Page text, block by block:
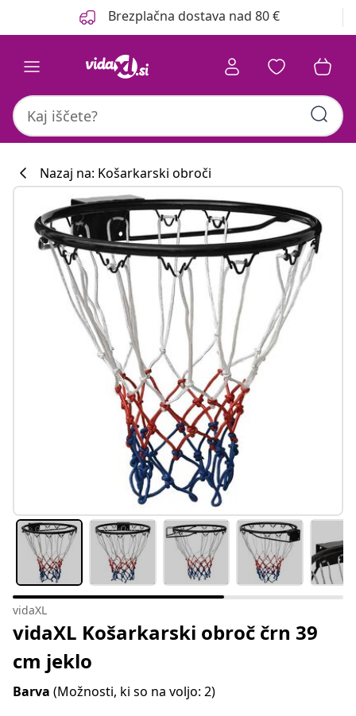
Brezplačna dostava nad 80 €
Nazaj na: Košarkarski obroči
vidaXL
vidaXL Košarkarski obroč črn 39
cm jeklo
Barva (Možnosti, ki so na voljo: 2)